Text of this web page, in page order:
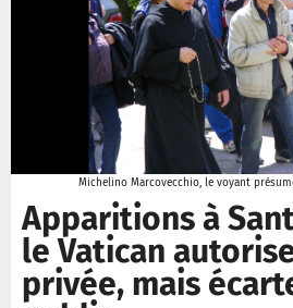
Michelino Marcovecchio, le voyant
Apparitions à
le Vatican
privée, mais